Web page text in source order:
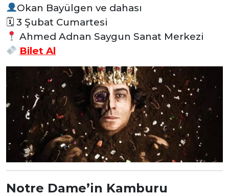
Okan Bayülgen ve dahası
🗓 3 Şubat Cumartesi
Ahmed Adnan Saygun Sanat Merkezi
Bilet Al
Notre Dame’in Kamburu